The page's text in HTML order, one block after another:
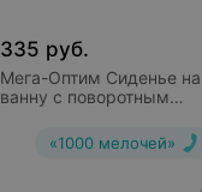
335 руб.
Мега-Оптим Сиденье на
ванну с поворотным
«1000 мелочей»